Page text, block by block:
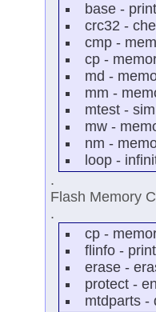
base -
crc32 -
cmp -
cp -
md -
mm -
mtest -
mw -
nm -
loop -
.
Flash Memory
.
cp -
flinfo -
erase -
protect -
mtdparts